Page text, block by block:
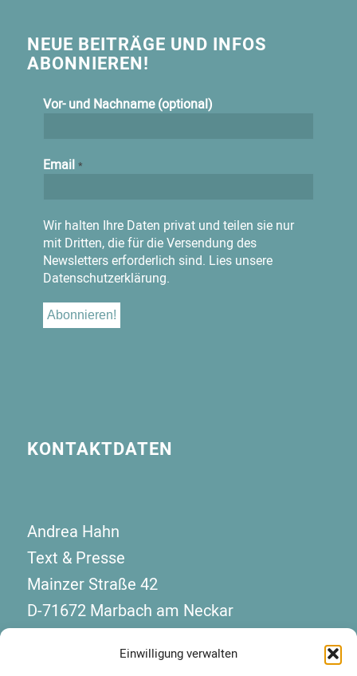
Einwilligung verwalten
NEUE BEITRÄGE UND INFOS
ABONNIEREN!
Vor- und Nachname (optional)
Email *
Wir halten Ihre Daten privat und teilen sie nur
mit Dritten, die für die Versendung des
Newsletters erforderlich sind. Lies unsere
Datenschutzerklärung.
KONTAKTDATEN
Andrea Hahn
Text & Presse
Mainzer Straße 42
D-71672 Marbach am Neckar
Telefon: +49 7144 130 08 10